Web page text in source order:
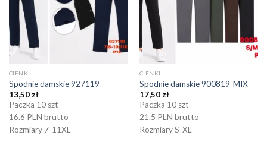
CIENKI
Spodnie damskie 927119
13,50 zł
Paczka 10 szt
16.6 PLN brutto
Rozmiary 7-11XL
CIENKI
Spodnie damskie 900819-MIX
17,50 zł
Paczka 10 szt
21.5 PLN brutto
Rozmiary S-XL